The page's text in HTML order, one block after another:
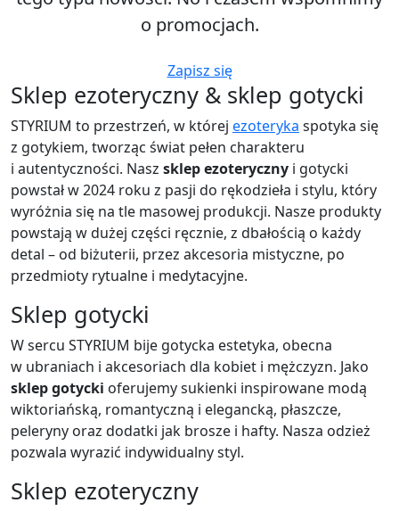
o promocjach.
Zapisz się
Sklep ezoteryczny & sklep gotycki
STYRIUM to przestrzeń, w której ezoteryka spotyka się
z gotykiem, tworząc świat pełen charakteru
i autentyczności. Nasz sklep ezoteryczny i gotycki
powstał w 2024 roku z pasji do rękodzieła i stylu, który
wyróżnia się na tle masowej produkcji. Nasze produkty
powstają w dużej części ręcznie, z dbałością o każdy
detal – od biżuterii, przez akcesoria mistyczne, po
przedmioty rytualne i medytacyjne.
Sklep gotycki
W sercu STYRIUM bije gotycka estetyka, obecna
w ubraniach i akcesoriach dla kobiet i mężczyzn. Jako
sklep gotycki oferujemy sukienki inspirowane modą
wiktoriańską, romantyczną i elegancką, płaszcze,
peleryny oraz dodatki jak brosze i hafty. Nasza odzież
pozwala wyrazić indywidualny styl.
Sklep ezoteryczny